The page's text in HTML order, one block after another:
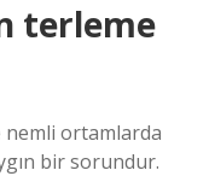
terleme
nemli ortamlarda
bir sorundur.